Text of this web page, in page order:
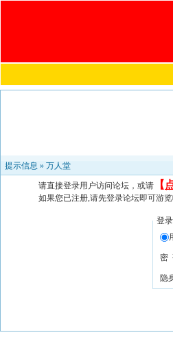
提示信息 » 万人堂
请直接登录用户访问论坛，或请 【
如果您已注册,请先登录论坛即可游
登录
密
隐